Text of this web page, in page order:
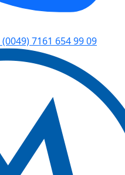
(0049) 7161 654 99 09